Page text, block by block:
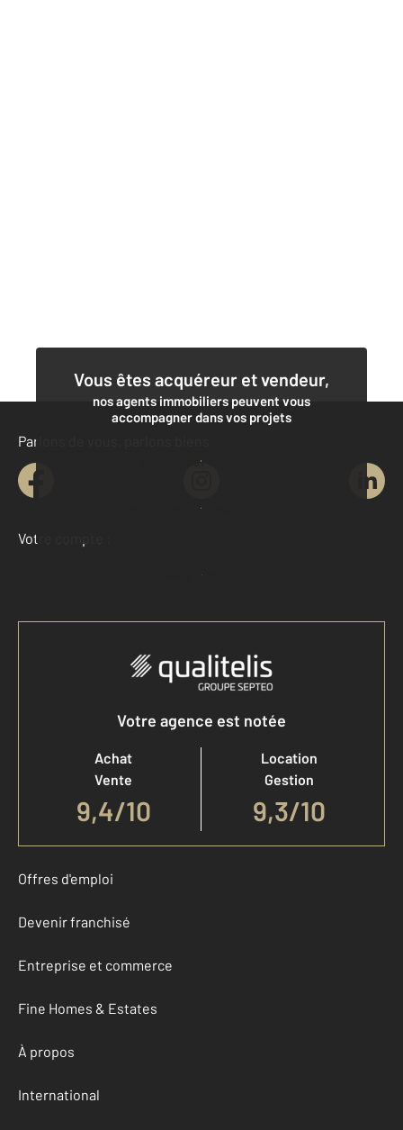
Vous êtes acquéreur et vendeur,
nos agents immobiliers peuvent vous
accompagner dans vos projets
Contacter l'agence
Demander une estimation
Parlons de vous, parlons biens
Votre compte :
Accéder à mon compte
Votre agence est notée
Achat
Vente
9,4/10
Location
Gestion
9,3/10
Offres d'emploi
Devenir franchisé
Entreprise et commerce
Fine Homes & Estates
À propos
International